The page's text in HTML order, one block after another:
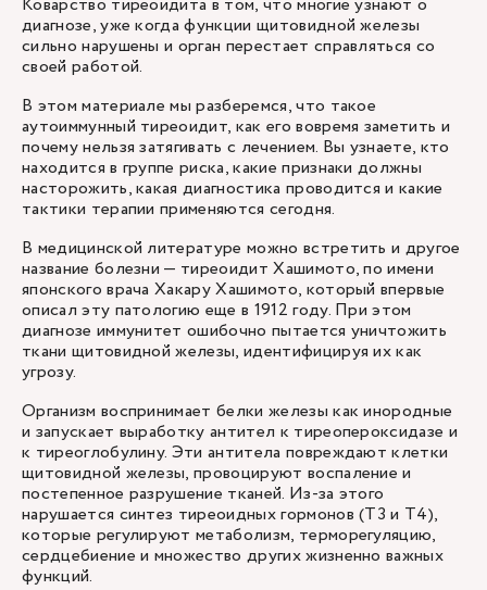
диагнозе, уже когда функции щитовидной железы
сильно нарушены и орган перестает справляться со
своей работой.
В этом материале мы разберемся, что такое
аутоиммунный тиреоидит, как его вовремя заметить и
почему нельзя затягивать с лечением. Вы узнаете, кто
находится в группе риска, какие признаки должны
насторожить, какая диагностика проводится и какие
тактики терапии применяются сегодня.
В медицинской литературе можно встретить и другое
название болезни — тиреоидит Хашимото, по имени
японского врача Хакару Хашимото, который впервые
описал эту патологию еще в 1912 году. При этом
диагнозе иммунитет ошибочно пытается уничтожить
ткани щитовидной железы, идентифицируя их как
угрозу.
Организм воспринимает белки железы как инородные
и запускает выработку антител к тиреопероксидазе и
к тиреоглобулину. Эти антитела повреждают клетки
щитовидной железы, провоцируют воспаление и
постепенное разрушение тканей. Из-за этого
нарушается синтез тиреоидных гормонов (Т3 и Т4),
которые регулируют метаболизм, терморегуляцию,
сердцебиение и множество других жизненно важных
функций.